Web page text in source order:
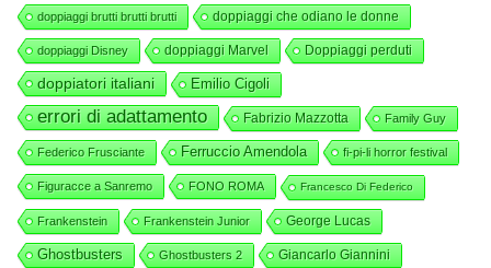
doppiaggi brutti brutti brutti doppiaggi che odiano le donne
doppiaggi Disney doppiaggi Marvel Doppiaggi perduti
doppiatori italiani Emilio Cigoli
errori di adattamento Fabrizio Mazzotta Family Guy
Federico Frusciante Ferruccio Amendola fi-pi-li horror festival
Figuracce a Sanremo FONO ROMA Francesco Di Federico
Frankenstein Frankenstein Junior George Lucas
Ghostbusters Ghostbusters 2 Giancarlo Giannini